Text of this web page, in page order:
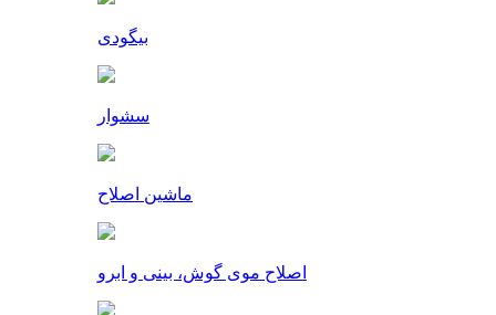
بیگودی
سشوار
ماشین اصلاح
اصلاح موی گوش، بینی و ابرو